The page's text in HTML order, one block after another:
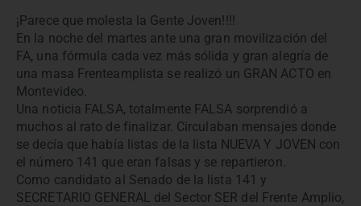
¡Parece que molesta la Gente Joven!!!!
En la noche del martes ante una gran movilización del
FA, una fórmula cada vez más sólida y gran alegría de
una masa Frenteamplista se realizó un GRAN ACTO en
Montevideo.
Una noticia FALSA, totalmente FALSA sorprendió a
muchos al rato de finalizar. Circulaban mensajes donde
se decía que había listas de la lista NUEVA Y JOVEN con
el número 141 que eran falsas y se repartieron.
Como candidato al Senado de la lista 141 y
SECRETARIO GENERAL del Sector SER del Frente Amplio,